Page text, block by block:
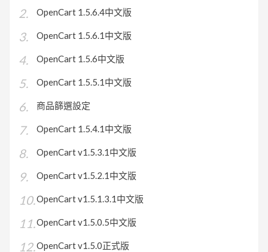
OpenCart 1.5.6.4中文版
OpenCart 1.5.6.1中文版
OpenCart 1.5.6中文版
OpenCart 1.5.5.1中文版
商品篩選設定
OpenCart 1.5.4.1中文版
OpenCart v1.5.3.1中文版
OpenCart v1.5.2.1中文版
OpenCart v1.5.1.3.1中文版
OpenCart v1.5.0.5中文版
OpenCart v1.5.0正式版